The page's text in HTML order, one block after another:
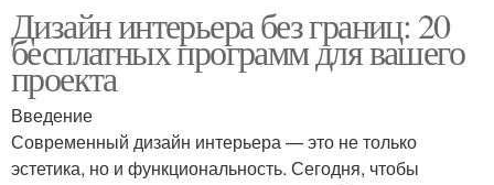
Дизайн интерьера без границ: 20
бесплатных программ для вашего
проекта
Введение
Современный дизайн интерьера — это не только
эстетика, но и функциональность. Сегодня, чтобы